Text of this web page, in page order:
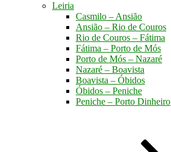
Leiria
Casmilo – Ansião
Ansião – Rio de Couros
Rio de Couros – Fátima
Fátima – Porto de Mós
Porto de Mós – Nazaré
Nazaré – Boavista
Boavista – Óbidos
Óbidos – Peniche
Peniche – Porto Dinheiro